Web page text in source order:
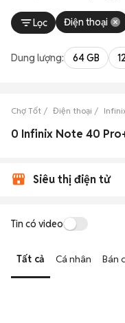
Lọc Điện thoại
Dung lượng: 64 GB
Chợ Tốt Điện thoại
Siêu thị điện tử
Tin có video
Tất cả Cá nhân Bán